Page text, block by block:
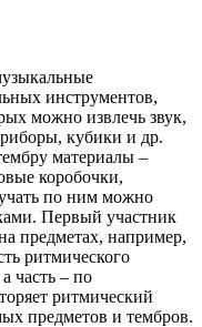
инструментов,
можно извлечь звук,
кубики и др.
материалы –
коробочки,
по ним можно
Первый участник
предметах, например,
ритмического
часть – по
ритмический
предметов и тембров.